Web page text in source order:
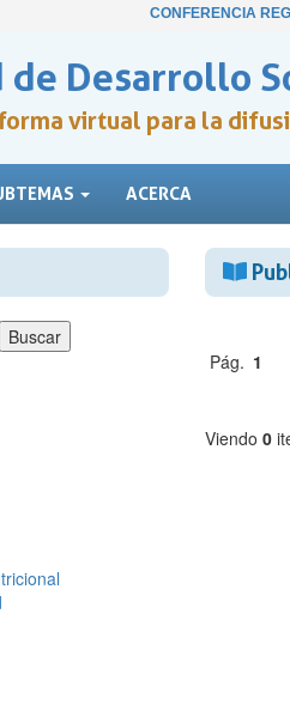
CONFERENCIA
de Desarrollo
virtual para la
ACERCA
Pág. 1
Viendo 0